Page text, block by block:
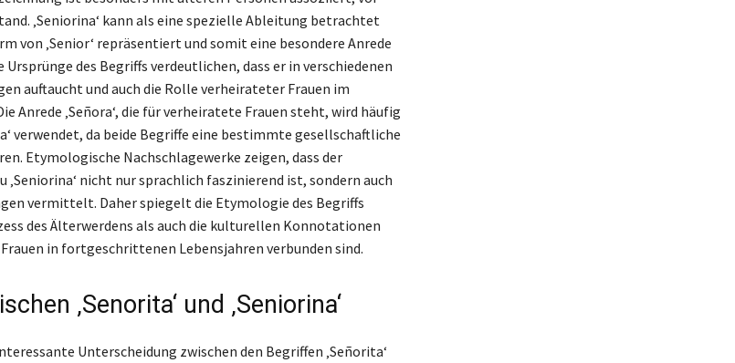
‚Seniorina‘ kann als eine spezielle Ableitung betrachtet
von ‚Senior‘ repräsentiert und somit eine besondere Anrede
des Begriffs verdeutlichen, dass er in verschiedenen
auftaucht und auch die Rolle verheirateter Frauen im
Anrede ‚Señora‘, die für verheiratete Frauen steht, wird häufig
verwendet, da beide Begriffe eine bestimmte gesellschaftliche
Etymologische Nachschlagewerke zeigen, dass der
‚Seniorina‘ nicht nur sprachlich faszinierend ist, sondern auch
vermittelt. Daher spiegelt die Etymologie des Begriffs
des Älterwerdens als auch die kulturellen Konnotationen
in fortgeschrittenen Lebensjahren verbunden sind.
‚Senorita‘ und ‚Seniorina‘
Unterscheidung zwischen den Begriffen ‚Señorita‘